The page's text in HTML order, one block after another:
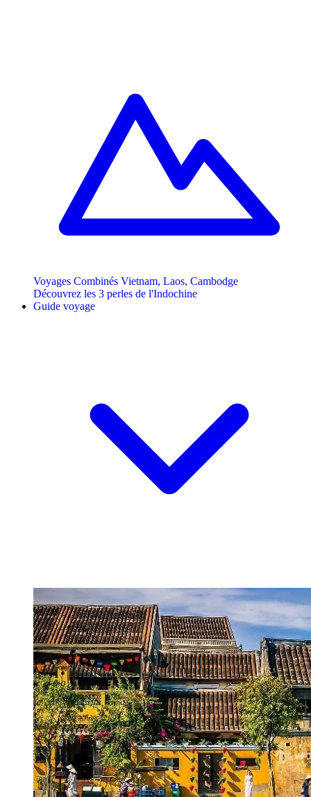
Voyages Combinés Vietnam, Laos, Cambodge
Découvrez les 3 perles de l'Indochine
Guide voyage